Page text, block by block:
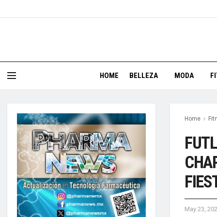
HOME BELLEZA MODA
Home
May 23,